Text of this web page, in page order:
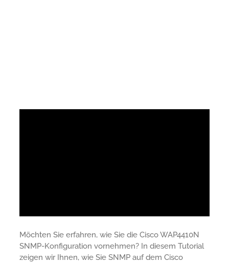
Möchten Sie erfahren, wie Sie die Cisco WAP4410N
SNMP-Konfiguration vornehmen? In diesem Tutorial
zeigen wir Ihnen, wie Sie SNMP auf dem Cisco